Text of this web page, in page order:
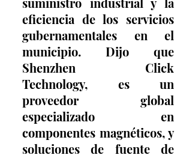
eficiencia de los servicios
gubernamentales en el
municipio. Dijo que
Shenzhen Click
Technology, es un
proveedor global
especializado en
componentes magnéticos, y
soluciones de fuente de